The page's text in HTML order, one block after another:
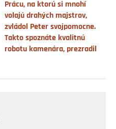
Prácu, na ktorú si mnohí
volajú drahých majstrov,
zvládol Peter svojpomocne.
Takto spoznáte kvalitnú
robotu kamenára, prezradil